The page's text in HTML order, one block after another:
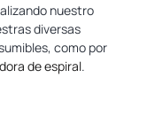
nuestro
diversas
como por
de espiral.